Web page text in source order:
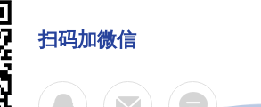
扫码加微信